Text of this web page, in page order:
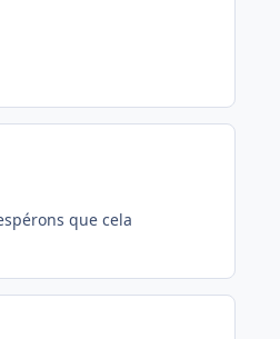
que cela